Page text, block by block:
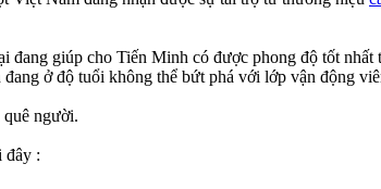
giúp cho Tiến Minh có được phong độ tốt
ở độ tuổi không thể bứt phá với lớp vận động
quê người.
đây :